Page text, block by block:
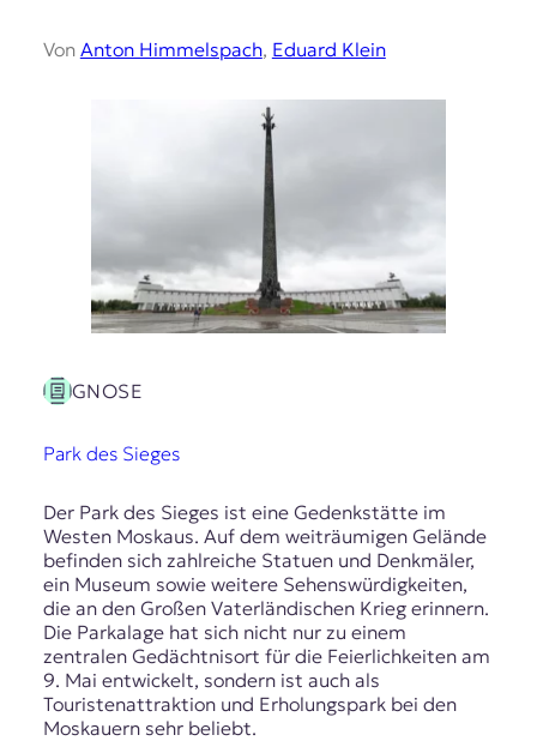
Von Anton Himmelspach, Eduard Klein
GNOSE
Park des Sieges
Der Park des Sieges ist eine Gedenkstätte im
Westen Moskaus. Auf dem weiträumigen Gelände
befinden sich zahlreiche Statuen und Denkmäler,
ein Museum sowie weitere Sehenswürdigkeiten,
die an den Großen Vaterländischen Krieg erinnern.
Die Parkalage hat sich nicht nur zu einem
zentralen Gedächtnisort für die Feierlichkeiten am
9. Mai entwickelt, sondern ist auch als
Touristenattraktion und Erholungspark bei den
Moskauern sehr beliebt.